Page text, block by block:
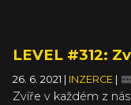
LEVEL #312:
26. 6. 2021 INZERCE
Zvíře v každém z nás